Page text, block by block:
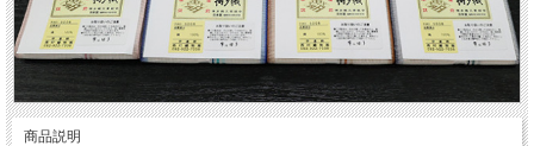
商品説明